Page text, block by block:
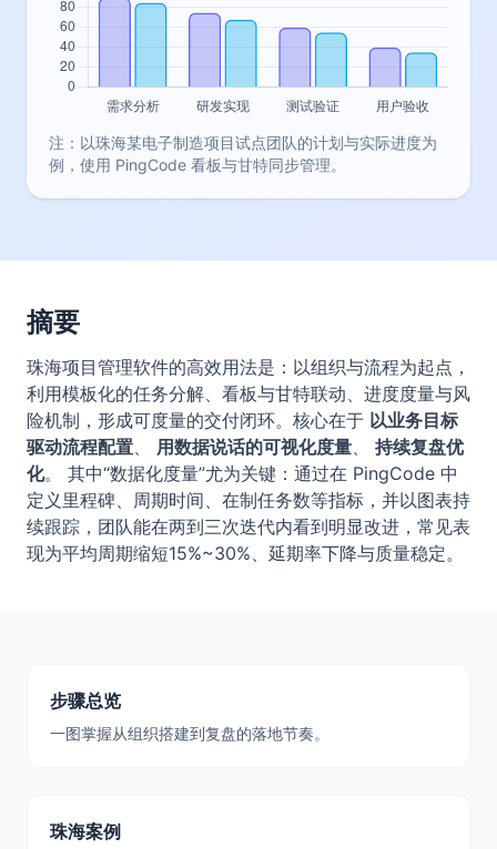
注：以珠海某电子制造项目试点团队的计划与实际进度为
例，使用 PingCode 看板与甘特同步管理。
摘要
珠海项目管理软件的高效用法是：以组织与流程为起点，
利用模板化的任务分解、看板与甘特联动、进度度量与风
险机制，形成可度量的交付闭环。核心在于 以业务目标
驱动流程配置、 用数据说话的可视化度量、 持续复盘优
化。 其中“数据化度量”尤为关键：通过在 PingCode 中
定义里程碑、周期时间、在制任务数等指标，并以图表持
续跟踪，团队能在两到三次迭代内看到明显改进，常见表
现为平均周期缩短15%~30%、延期率下降与质量稳定。
步骤总览
一图掌握从组织搭建到复盘的落地节奏。
珠海案例